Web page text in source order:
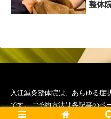
整体
入江鍼灸整体院は、あらゆる症
です。ご予約方法は各記事のペ
いただくと詳細